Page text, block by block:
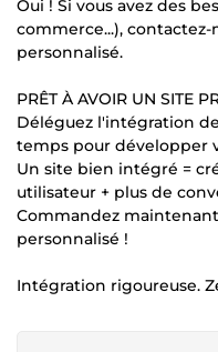
Oui ! Si vous avez des
commerce...),
personnalisé.
PRÊT À AVOIR UN SITE
Déléguez l'intégration
temps pour développer
Un site bien intégré =
utilisateur + plus de
Commandez
personnalisé !
Intégration rigoureuse.